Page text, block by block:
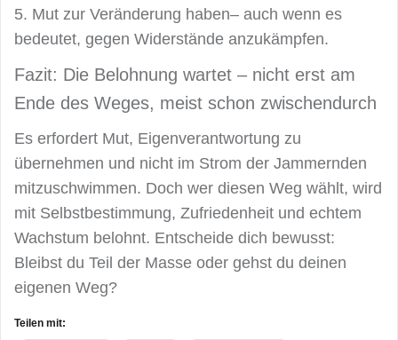
5. Mut zur Veränderung haben– auch wenn es
bedeutet, gegen Widerstände anzukämpfen.
Fazit: Die Belohnung wartet – nicht erst am
Ende des Weges, meist schon zwischendurch
Es erfordert Mut, Eigenverantwortung zu
übernehmen und nicht im Strom der Jammernden
mitzuschwimmen. Doch wer diesen Weg wählt, wird
mit Selbstbestimmung, Zufriedenheit und echtem
Wachstum belohnt. Entscheide dich bewusst:
Bleibst du Teil der Masse oder gehst du deinen
eigenen Weg?
Teilen mit: